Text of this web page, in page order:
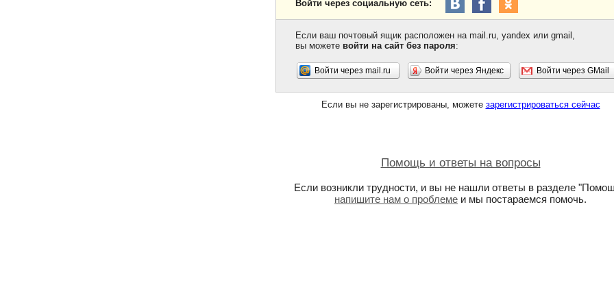
Войти через социальную сеть:
Если ваш почтовый ящик расположен на mail.ru, yandex или gmail,
вы можете войти на сайт без пароля:
Войти через mail.ru Войти через Яндекс Войти через GMail
Если вы не зарегистрированы, можете зарегистрироваться сейчас
Помощь и ответы на вопросы
Если возникли трудности, и вы не нашли ответы в разделе
напишите нам о проблеме и мы постараемся помочь.